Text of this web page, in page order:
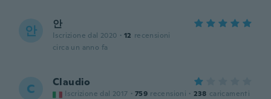
안 안
Iscrizione dal 2020 · 12 recensioni
circa un anno fa
C Claudio
Iscrizione dal 2017 · 759 recensioni · 238 caricamenti